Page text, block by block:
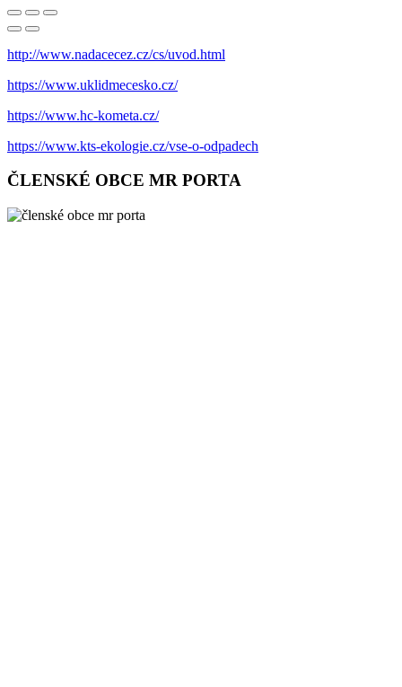
http://www.nadacecez.cz/cs/uvod.html
https://www.uklidmecesko.cz/
https://www.hc-kometa.cz/
https://www.kts-ekologie.cz/vse-o-odpadech
ČLENSKÉ OBCE MR PORTA